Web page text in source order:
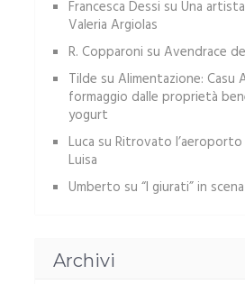
Francesca Dessi su Una
Valeria Argiolas
R. Copparoni su Avendrace
Tilde su Alimentazione: Casu
formaggio dalle proprietà
yogurt
Luca su Ritrovato
Luisa
Umberto su “I giurati” in
Archivi